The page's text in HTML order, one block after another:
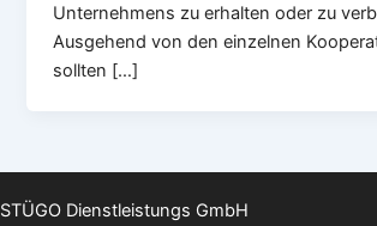
Unternehmens zu erhalten oder zu
Ausgehend von den einzelnen
sollten […]
STÜGO Dienstleistungs GmbH